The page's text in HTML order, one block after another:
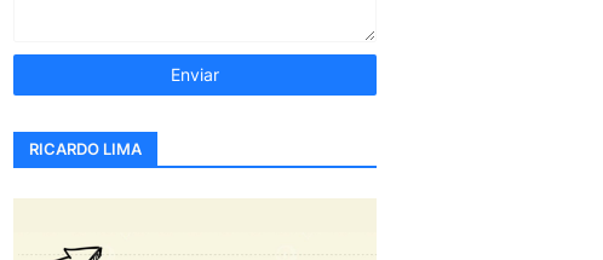
RICARDO LIMA